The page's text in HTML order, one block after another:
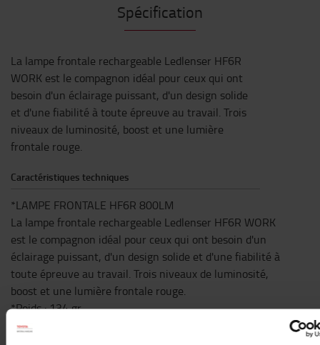
Spécification
La lampe frontale rechargeable Ledlenser HF6R
WORK est le compagnon idéal pour ceux qui ont
besoin d'un éclairage puissant, d'un design solide
et d'une fiabilité à toute épreuve au travail. Trois
niveaux de luminosité, boost et une lumière
frontale rouge.
Caractéristiques techniques
*LAMPE FRONTALE HF6R 800LM
La lampe frontale rechargeable Ledlenser HF6R WORK
est le compagnon idéal pour ceux qui ont besoin d'un
éclairage puissant, d'un design solide et d'une fiabilité à
toute épreuve au travail. Trois niveaux de luminosité,
boost et une lumière frontale rouge.
*Poids : 134 gr
*Angle de déplacement de la tête : 45°